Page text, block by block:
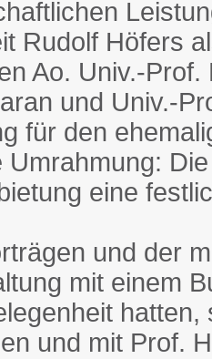
Rudolf Höfers
Ao. Univ.-
und Univ.-
für den
Umrahmung:
eine
und der
mit einem
und mit Prof.